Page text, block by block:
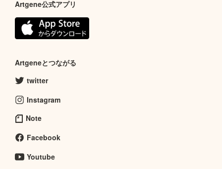
Artgene公式アプリ
Artgeneとつながる
twitter
Instagram
Note
Facebook
Youtube